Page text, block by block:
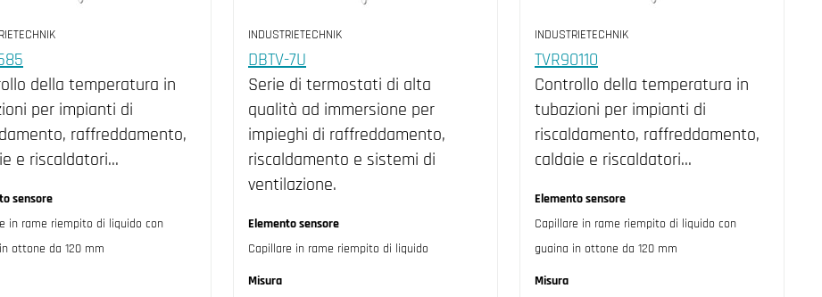
della temperatura in
per impianti di
raffreddamento,
e riscaldatori…
sensore
in rame riempito di liquido con
ottone da 120 mm
INDUSTRIETECHNIK
DBTV-7U
Serie di termostati di alta
qualità ad immersione per
impieghi di raffreddamento,
riscaldamento e sistemi di
ventilazione.
Elemento sensore
Capillare in rame riempito di liquido
Misura
INDUSTRIETECHNIK
TVR90110
Controllo della temperatura in
tubazioni per impianti di
riscaldamento, raffreddamento,
caldaie e riscaldatori…
Elemento sensore
Capillare in rame riempito di liquido con
guaina in ottone da 120 mm
Misura